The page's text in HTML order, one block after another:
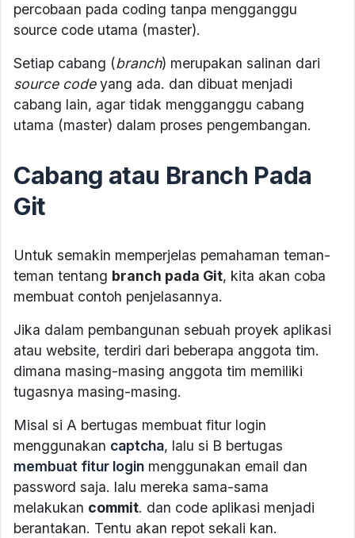
percobaan pada coding tanpa mengganggu
source code utama (master).
Setiap cabang (branch) merupakan salinan dari
source codeyang ada. dan dibuat menjadi
cabang lain, agar tidak mengganggu cabang
utama (master) dalam proses pengembangan.
Cabang atau Branch Pada
Git
Untuk semakin memperjelas pemahaman teman-
teman tentang branch pada Git, kita akan coba
membuat contoh penjelasannya.
Jika dalam pembangunan sebuah proyek aplikasi
atau website, terdiri dari beberapa anggota tim.
dimana masing-masing anggota tim memiliki
tugasnya masing-masing.
Misal si A bertugas membuat fitur login
menggunakan captcha, lalu si B bertugas
membuat fitur login menggunakan email dan
password saja. lalu mereka sama-sama
melakukan commit. dan code aplikasi menjadi
berantakan. Tentu akan repot sekali kan.